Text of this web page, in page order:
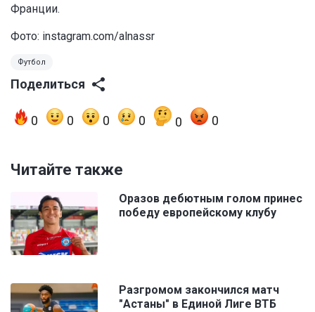
Франции.
Фото: instagram.com/alnassr
Футбол
Поделиться
0 0 0 0 0 0
Читайте также
Оразов дебютным голом принес
победу европейскому клубу
Разгромом закончился матч
"Астаны" в Единой Лиге ВТБ